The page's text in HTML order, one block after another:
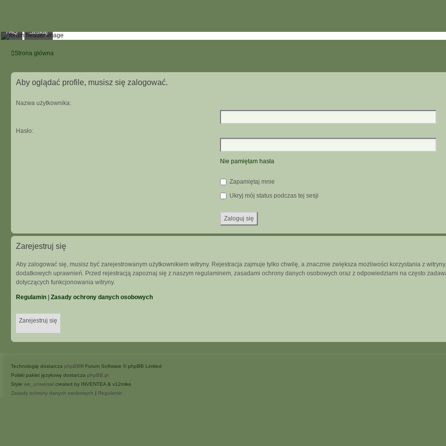
FAQ Szukaj
Strona główna
Aby oglądać profile, musisz się zalogować.
Nazwa użytkownika:
Hasło:
Nie pamiętam hasła
Zapamiętaj mnie
Ukryj mój status podczas tej sesji
Zarejestruj się
Aby zalogować się, musisz być zarejestrowanym użytkownikiem witryny. Rejestracja zajmuje tylko chwilę, a znacznie zwiększa możliwości korzystania z
dodatkowych uprawnień. Przed rejestracją zapoznaj się z naszym regulaminem, zasadami ochrony danych osobowych oraz z odpowiedziami na często
dotyczących funkcjonowania witryny.
Regulamin Zasady ochrony danych osobowych
Zarejestruj się
Technologię dostarcza phpBB® Forum Software © phpBB Limited
Polski pakiet językowy dostarcza phpBB.pl
Style we_universal created by INVENTEA & v12mike
Zasady ochrony danych osobowych | Regulamin